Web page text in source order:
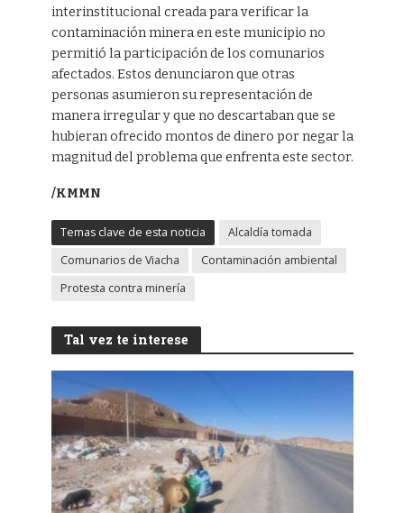
interinstitucional creada para verificar la
contaminación minera en este municipio no
permitió la participación de los comunarios
afectados. Estos denunciaron que otras
personas asumieron su representación de
manera irregular y que no descartaban que se
hubieran ofrecido montos de dinero por negar la
magnitud del problema que enfrenta este sector.
/KMMN
Temas clave de esta noticia
Alcaldía tomada
Comunarios de Viacha
Contaminación ambiental
Protesta contra minería
Tal vez te interese